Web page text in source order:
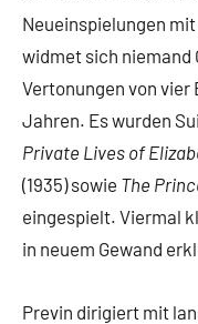
Neueinspielungen
widmet sich niemand
Vertonungen von
Jahren. Es wurden
Private Lives of
(1935) sowie The
eingespielt. Viermal
in neuem Gewand
Previn dirigiert mit